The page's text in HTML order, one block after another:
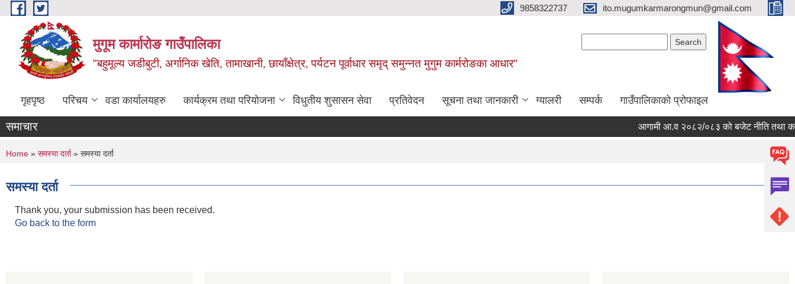
Skip to main content 9858322737 ito.mugumkarmarongmun@gmail.com
मुगूम कार्मारोङ गाउँपालिका
"बहुमूल्य जडीबुटी, अर्गानिक खेति, तामाखानी, छायाँक्षेत्र, पर्यटन पूर्वाधार समृद् समुन्नत मुगुम कार्मरोङका आधार"
गृहपृष्ठ परिचय वडा कार्यालयहरु कार्यक्रम तथा परियोजना विधुतीय शुसासन सेवा प्रतिवेदन सूचना तथा जानकारी ग्यालरी सम्पर्क गाउँपालिकाको प्रोफाइल
समाचार आगामी आ.व २०८२/०८३ को बजेट नीति तथा
You are here
Home » समस्या दर्ता» समस्या दर्ता
समस्या दर्ता
Thank you, your submission has been received.
Go back to the form